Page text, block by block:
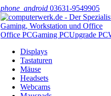
phone_android 03631-9549905
Office PCGaming PCUpgrade PC
Displays
Tastaturen
Mäuse
Headsets
Webcams